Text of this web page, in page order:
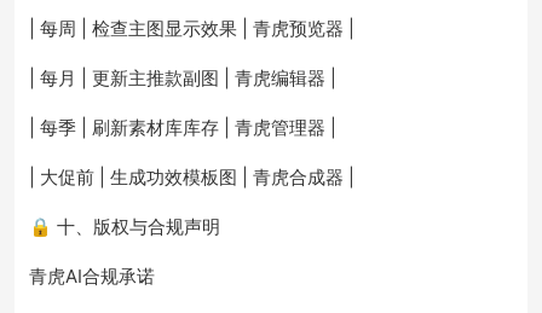
| 每周 | 检查主图显示效果 | 青虎预览器 |
| 每月 | 更新主推款副图 | 青虎编辑器 |
| 每季 | 刷新素材库库存 | 青虎管理器 |
| 大促前 | 生成功效模板图 | 青虎合成器 |
🔒 十、版权与合规声明
青虎AI合规承诺